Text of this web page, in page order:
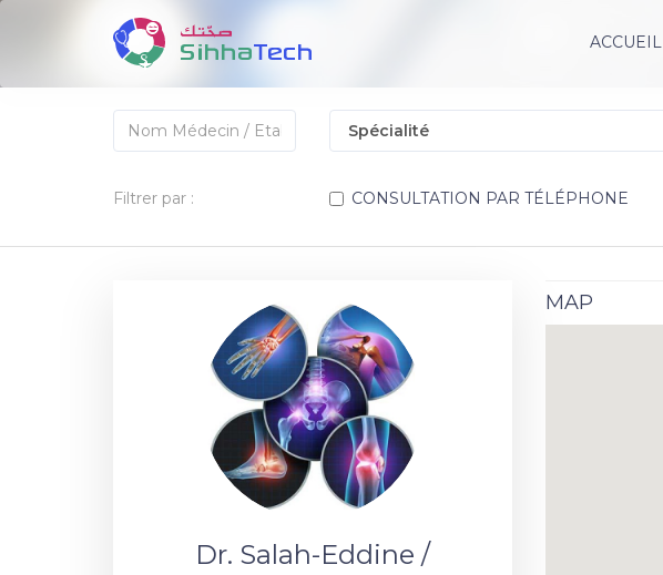
ACCUEIL
Filtrer par : CONSULTATION PAR TÉLÉPHONE
Dr. Salah-Eddine /
MAP